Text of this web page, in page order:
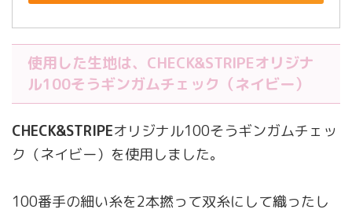
使用した生地は、 CHECK&STRIPEオリジナ
ル100そうギンガムチェック（ネイビー）
CHECK&STRIPEオリジナル100そうギンガムチェッ
ク（ネイビー）を使用しました。
100番手の細い糸を2本撚って双糸にして織ったし